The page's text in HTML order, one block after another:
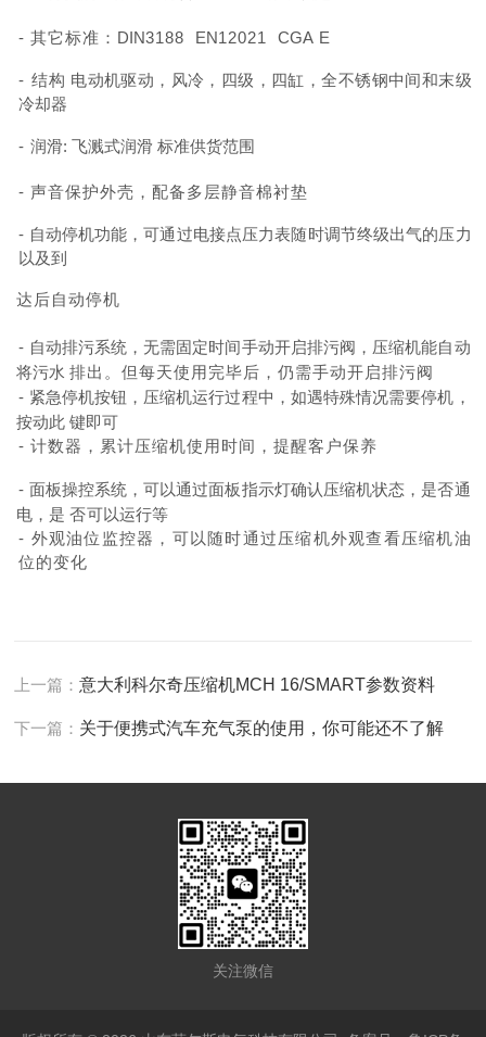
- 其它标准： DIN3188 EN12021CGA E
- 结构 电动机驱动，风冷，四级，四缸，全不锈钢中间和末级
冷却器
-润滑:飞溅式润滑 标准供货范围
- 声音保护外壳，配备多层静音棉衬垫
- 自动停机功能，可通过电接点压力表随时调节终级出气的压力
以及到
达后自动停机
- 自动排污系统，无需固定时间手动开启排污阀，压缩机能自动
将污水 排出。但每天使用完毕后，仍需手动开启排污阀
- 紧急停机按钮，压缩机运行过程中，如遇特殊情况需要停机，
按动此 键即可
- 计数器，累计压缩机使用时间，提醒客户保养
- 面板操控系统，可以通过面板指示灯确认压缩机状态，是否通
电， 是 否可以运行等
- 外观油位监控器，可以随时通过压缩机外观查看压缩机油
位的变化
上一篇：意大利科尔奇压缩机MCH 16/SMART参数资料
下一篇： 关于便携式汽车充气泵的使用，你可能还不了解
关注微信